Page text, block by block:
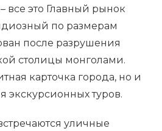
все это Главный рынок
по размерам
после разрушения
столицы монголами.
карточка города, но и
экскурсионных туров.
уличные